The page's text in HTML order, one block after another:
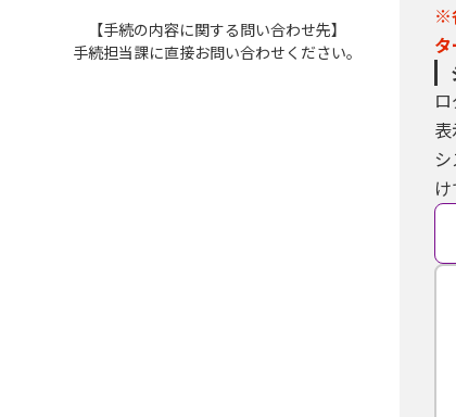
【手続の内容に関する問い合わせ先】
手続担当課に直接お問い合わせください。
※
表